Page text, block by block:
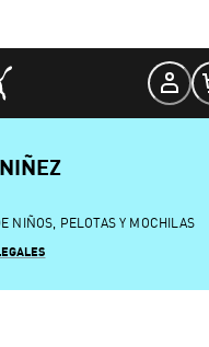
NIÑOS, PELOTAS Y MOCHILAS